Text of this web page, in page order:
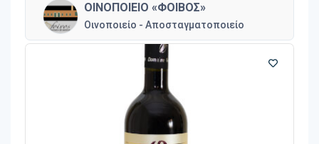
ΟΙΝΟΠΟΙΕΙΟ «ΦΟΙΒΟΣ»
Οινοποιείο - Αποσταγματοποιείο